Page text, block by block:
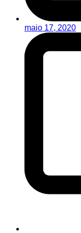
maio 17, 2020